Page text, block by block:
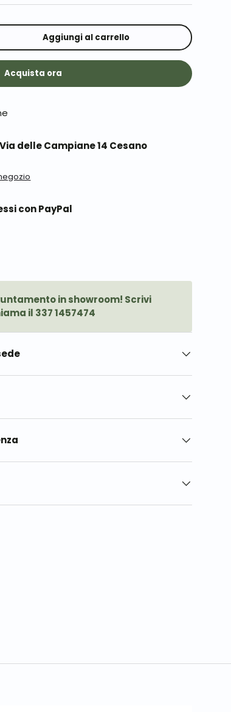
Aggiungi al carrello
Acquista ora
Via delle Campiane 14 Cesano
con PayPal
in showroom! Scrivi
il 337 1457474